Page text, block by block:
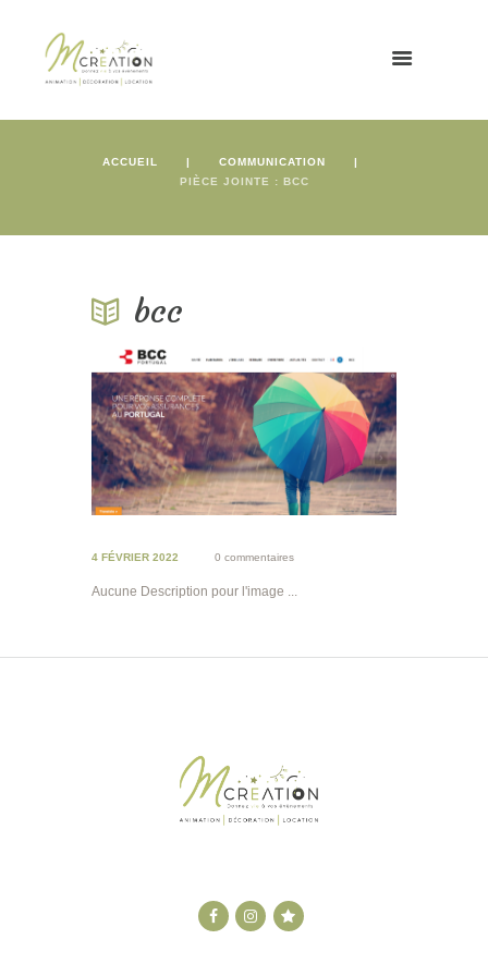
ACCUEIL
COMMUNICATION
PIÈCE JOINTE : BCC
bcc
4 FÉVRIER 2022 0 commentaires
Aucune Description pour l'image ...